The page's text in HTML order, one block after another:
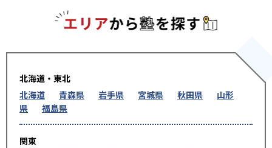
北海道・東北
北海道
青森県 岩手県 宮城県 秋田県
山形
県
福島県
関東